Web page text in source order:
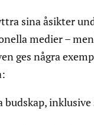
sina åsikter
medier –
ges några